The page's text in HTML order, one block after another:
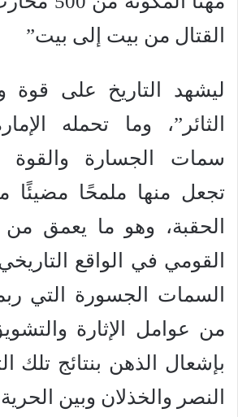
القتال من بيت إلى بيت”
ليشهد التاريخ على قوة
الثائر”، وما تحمله
سمات الجسارة والقوة
تجعل منها ملمحًا مضيئًا
الحقبة، وهو ما يعمق
القومي في الواقع
السمات الجسورة التي
من عوامل الإثارة
بإشعال الذهن بنتائج تلك
النصر والخذلان وبين